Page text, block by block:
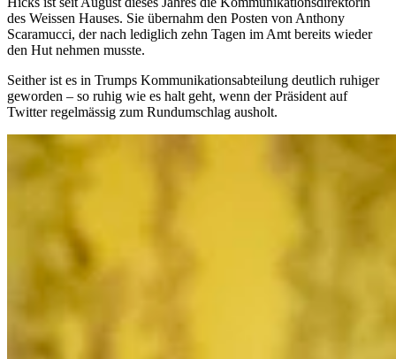
des Weissen Hauses. Sie übernahm den Posten von Anthony
Scaramucci, der nach lediglich zehn Tagen im Amt bereits wieder
den Hut nehmen musste.
Seither ist es in Trumps Kommunikationsabteilung deutlich ruhiger
geworden – so ruhig wie es halt geht, wenn der Präsident auf
Twitter regelmässig zum Rundumschlag ausholt.